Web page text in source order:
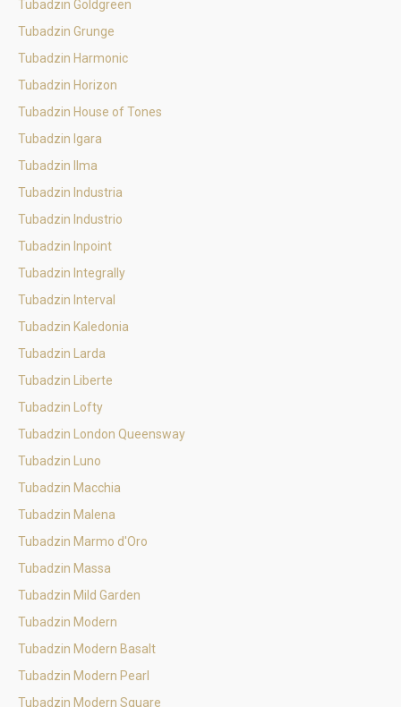
Tubadzin Goldgreen
Tubadzin Grunge
Tubadzin Harmonic
Tubadzin Horizon
Tubadzin House of Tones
Tubadzin Igara
Tubadzin Ilma
Tubadzin Industria
Tubadzin Industrio
Tubadzin Inpoint
Tubadzin Integrally
Tubadzin Interval
Tubadzin Kaledonia
Tubadzin Larda
Tubadzin Liberte
Tubadzin Lofty
Tubadzin London Queensway
Tubadzin Luno
Tubadzin Macchia
Tubadzin Malena
Tubadzin Marmo d'Oro
Tubadzin Massa
Tubadzin Mild Garden
Tubadzin Modern
Tubadzin Modern Basalt
Tubadzin Modern Pearl
Tubadzin Modern Square